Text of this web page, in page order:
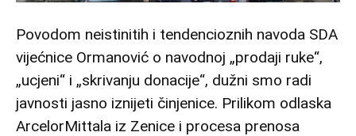
Povodom neistinitih i tendencioznih navoda SDA
vijećnice Ormanović o navodnoj „prodaji ruke“,
„ucjeni“ i „skrivanju donacije“, dužni smo radi
javnosti jasno iznijeti činjenice. Prilikom odlaska
ArcelorMittala iz Zenice i procesa prenosa